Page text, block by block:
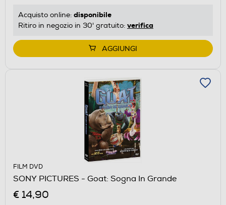
Acquisto online: disponibile
Ritiro in negozio in 30' gratuito: verifica
AGGIUNGI
FILM DVD
SONY PICTURES - Goat: Sogna In Grande
€ 14,90